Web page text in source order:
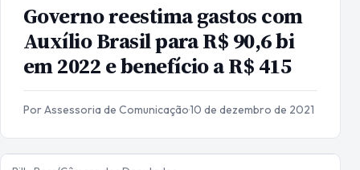
Governo reestima gastos com
Auxílio Brasil para R$ 90,6 bi
em 2022 e benefício a R$ 415
Por Assessoria de Comunicação·10 de dezembro de 2021